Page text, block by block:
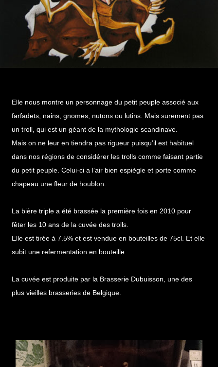
Elle nous montre un personnage du petit peuple associé aux
farfadets, nains, gnomes, nutons ou lutins. Mais surement pas
un troll, qui est un géant de la mythologie scandinave.
Mais on ne leur en tiendra pas rigueur puisqu’il est habituel
dans nos régions de considérer les trolls comme faisant partie
du petit peuple. Celui-ci a l’air bien espiègle et porte comme
chapeau une fleur de houblon.
La bière triple a été brassée la première fois en 2010 pour
fêter les 10 ans de la cuvée des trolls.
Elle est tirée à 7.5% et est vendue en bouteilles de 75cl. Et elle
subit une refermentation en bouteille.
La cuvée est produite par la Brasserie Dubuisson, une des
plus vieilles brasseries de Belgique.